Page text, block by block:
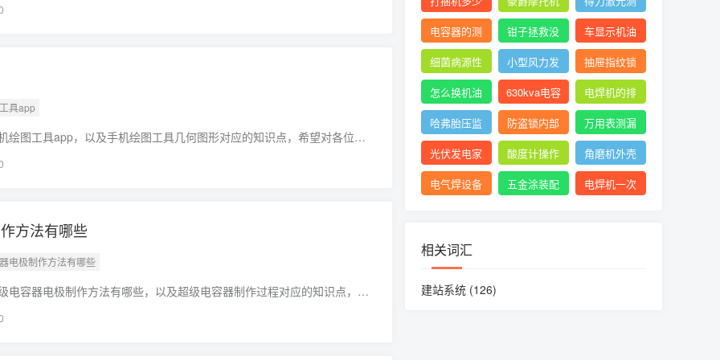
具app
绘图工具app，以及手机绘图工具几何图形对应的知识点，希望对各位有
方法有哪些
电极制作方法有哪些
电容器电极制作方法有哪些，以及超级电容器制作过程对应的知识点，希
交流
十
钱一台视频
油
距仪使用方
法
电容器的测
量及测量结
果怎么写
钳子拯救没
胃口抖音
车显示机油
壶的形状是
什么意思
细菌病源性
检测仪器是
什么
小型风力发
电机设计与
制作
抽屉指纹锁
怎么设置指
纹
怎么换机油
才能把机油
放干净
630kva电容
补偿柜价格
电焊机的排
名
哈弗胎压监
测传感器
防盗锁内部
结构图解图
片
万用表测漏
电保护器短
路怎么回事
光伏发电家
用安装
酸度计操作
规程视频
角磨机外壳
配件大全
电气焊设备
五金涂装配
电焊机一次
相关词汇
建站系统 (126)